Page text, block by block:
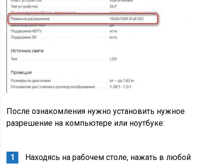
После ознакомления нужно установить нужное
разрешение на компьютере или ноутбуке:
Находясь на рабочем столе, нажать в любой